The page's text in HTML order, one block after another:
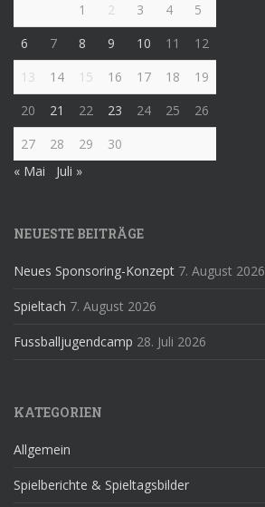
1
2 3 4
5
6
7 8 9 10 11
12
13
14 15 16 17 18
19
20
21 22 23 24 25
26
27
28 29
30
« Mai
Juli »
NEUESTE BEITRÄGE
Neues Sponsoring-Konzept 7. August 2026
Spieltach 7. August 2026
Fussballjugendcamp 28. Juli 2026
KATEGORIEN
Allgemein
Spielberichte & Spieltagsbilder